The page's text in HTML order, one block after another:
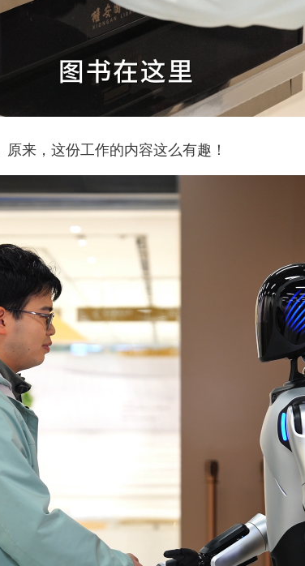
来，这份工作的内容这么有趣！